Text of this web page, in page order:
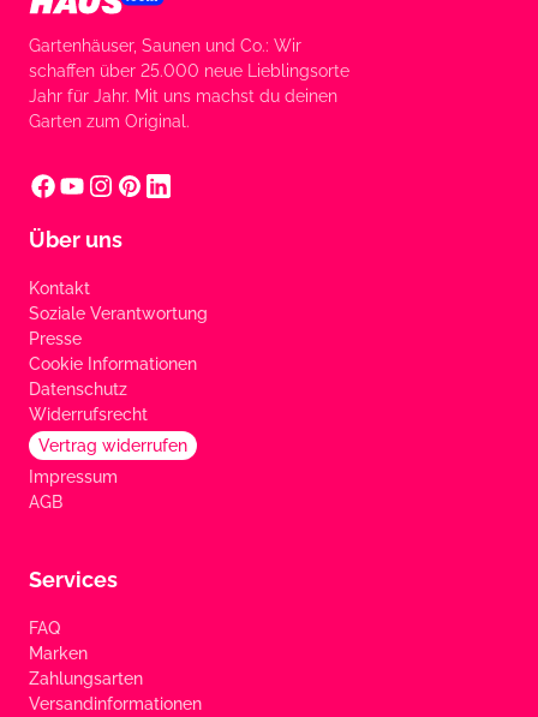
Gartenhäuser, Saunen und Co.: Wir
schaffen über 25.000 neue Lieblingsorte
Jahr für Jahr. Mit uns machst du deinen
Garten zum Original.
Über uns
Kontakt
Soziale Verantwortung
Presse
Cookie Informationen
Datenschutz
Widerrufsrecht
Vertrag widerrufen
Impressum
AGB
Services
FAQ
Marken
Zahlungsarten
Versandinformationen